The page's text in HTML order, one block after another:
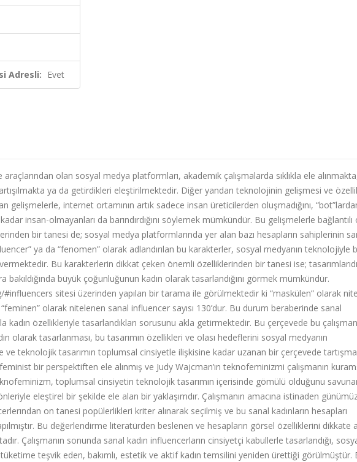
Adresli: Evet
olan sosyal medya platformları, akademik çalışmalarda sıklıkla ele
ya da getirdikleri eleştirilmektedir. Diğer yandan teknolojinin gelişmesi ve
gelişmelerle, internet ortamının artık sadece insan üreticilerden oluşmadığını,
insan-olmayanları da barındırdığını söylemek mümkündür. Bu gelişmelerle bağlantılı
bir tanesi de; sosyal medya platformlarında yer alan bazı hesapların sahiplerinin
ya da “fenomen” olarak adlandırılan bu karakterler, sosyal medyanın teknolojiyle
Bu karakterlerin dikkat çeken önemli özelliklerinden bir tanesi ise;
büyük çoğunluğunun kadın olarak tasarlandığını görmek mümkündür.
sitesi üzerinden yapılan bir tarama ile görülmektedir ki “maskülen” olarak
olarak nitelenen sanal influencer sayısı 130’dur. Bu durum beraberinde sanal
kadın özellikleriyle tasarlandıkları sorusunu akla getirmektedir. Bu çerçevede bu
olarak tasarlanması, bu tasarımın özellikleri ve olası hedeflerini sosyal medyanın
ve teknolojik tasarımın toplumsal cinsiyetle ilişkisine kadar uzanan bir çerçevede
bir perspektiften ele alınmış ve Judy Wajcman’ın teknofeminizmi çalışmanın
toplumsal cinsiyetin teknolojik tasarımın içerisinde gömülü olduğunu
eleştirel bir şekilde ele alan bir yaklaşımdır. Çalışmanın amacına istinaden
on tanesi popülerlikleri kriter alınarak seçilmiş ve bu sanal kadınların hesapları
Bu değerlendirme literatürden beslenen ve hesapların görsel özelliklerini dikkate
Çalışmanın sonunda sanal kadın influencerların cinsiyetçi kabullerle tasarlandığı,
teşvik eden, bakımlı, estetik ve aktif kadın temsilini yeniden ürettiği görülmüştür.